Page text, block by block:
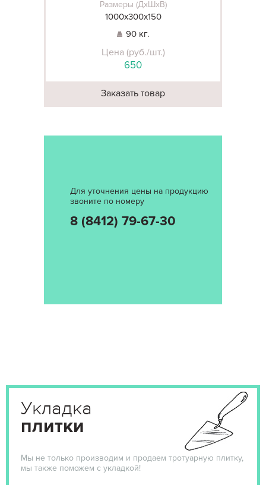
Размеры (ДхШхВ)
1000х300х150
90 кг.
Цена (руб./шт.)
650
Заказать товар
Для уточнения цены на продукцию
звоните по номеру
8 (8412) 79-67-30
Укладка
плитки
Мы не только производим и продаем тротуарную плитку,
мы также поможем с укладкой!